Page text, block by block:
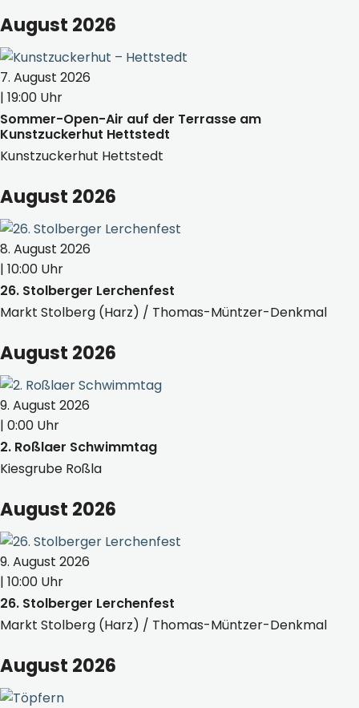
August 2026
7. August 2026
| 19:00 Uhr
Sommer-Open-Air auf der Terrasse am
Kunstzuckerhut Hettstedt
Kunstzuckerhut Hettstedt
August 2026
8. August 2026
| 10:00 Uhr
26. Stolberger Lerchenfest
Markt Stolberg (Harz) / Thomas-Müntzer-Denkmal
August 2026
9. August 2026
| 0:00 Uhr
2. Roßlaer Schwimmtag
Kiesgrube Roßla
August 2026
9. August 2026
| 10:00 Uhr
26. Stolberger Lerchenfest
Markt Stolberg (Harz) / Thomas-Müntzer-Denkmal
August 2026